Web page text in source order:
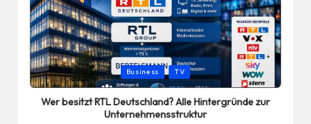
Posted
in
Business TV
Wer besitzt RTL Deutschland? Alle Hintergründe zur
Unternehmensstruktur